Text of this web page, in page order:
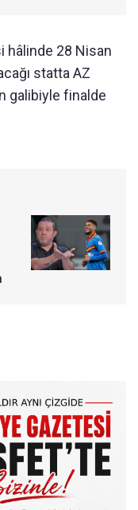
hâlinde 28 Nisan
statta AZ
galibiyle finalde